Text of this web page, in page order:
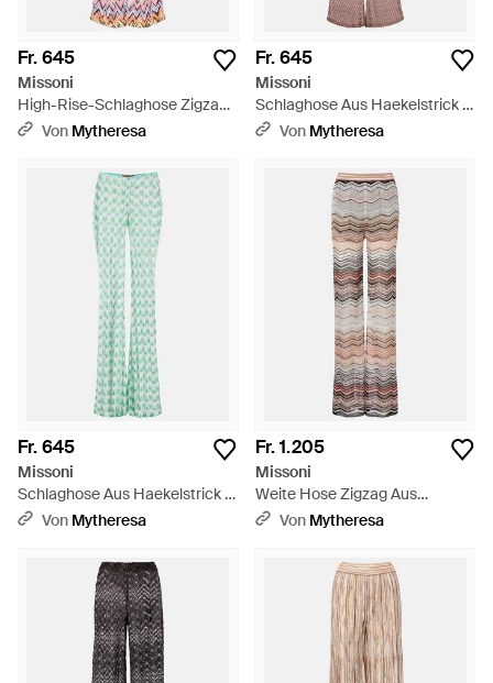
Fr. 645
Missoni
High-Rise-Schlaghose Zigzag
Aus Haekelstrick - Weiß
Von Mytheresa
Fr. 645
Missoni
Schlaghose Aus Haekelstrick -
Braun
Von Mytheresa
Fr. 645
Missoni
Schlaghose Aus Haekelstrick -
GrünVon Mytheresa
Fr. 1.205
Missoni
Weite Hose Zigzag Aus
Haekelstrick Mit Pailletten -
Von Mytheresa